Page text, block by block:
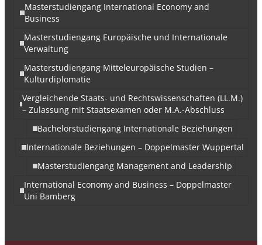
Masterstudiengang International Economy and
Business
Masterstudiengang Europäische und Internationale
Verwaltung
Masterstudiengang Mitteleuropäische Studien –
Kulturdiplomatie
Vergleichende Staats- und Rechtswissenschaften (LL.M.)
– Zulassung mit Staatsexamen oder M.A.-Abschluss
Bachelorstudiengang Internationale Beziehungen
Internationale Beziehungen – Doppelmaster Wuppertal
Masterstudiengang Management and Leadership
International Economy and Business – Doppelmaster
Uni Bamberg